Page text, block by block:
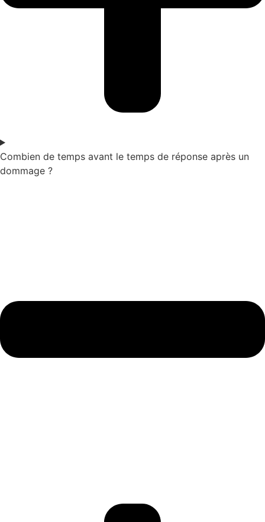
Combien de temps avant le temps de réponse après un
dommage ?